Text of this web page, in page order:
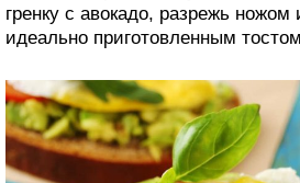
гренку с авокадо, разрежь
идеально приготовленным